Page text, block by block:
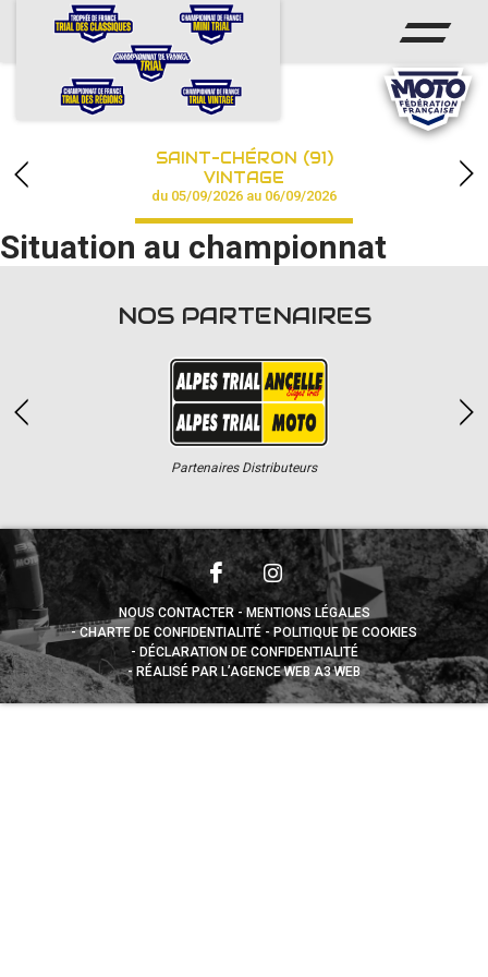
ACCUEIL
CALENDRIER
CHAMPIONNAT
RÉSULTATS
PHOTOS / VIDÉOS
PARTENAIRES
SAINT-CHÉRON (91)
VINTAGE
du 05/09/2026 au 06/09/2026
Situation au championnat
NOS PARTENAIRES
Partenaires Distributeurs
NOUS CONTACTER
MENTIONS LÉGALES
CHARTE DE CONFIDENTIALITÉ
POLITIQUE DE COOKIES
DÉCLARATION DE CONFIDENTIALITÉ
RÉALISÉ PAR L’AGENCE WEB A3 WEB